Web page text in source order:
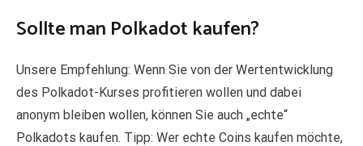
Sollte man Polkadot kaufen?
Unsere Empfehlung: Wenn Sie von der Wertentwicklung
des Polkadot-Kurses profitieren wollen und dabei
anonym bleiben wollen, können Sie auch „echte“
Polkadots kaufen. Tipp: Wer echte Coins kaufen möchte,